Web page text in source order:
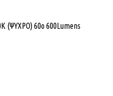
(ΨΥΧΡΟ) 60ο 600Lumens